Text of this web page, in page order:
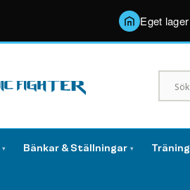
Eget
▾ Bänkar & Ställningar ▾